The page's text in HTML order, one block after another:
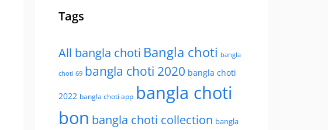
Tags
All bangla choti Bangla choti bangla
choti 69 bangla choti 2020 bangla choti
2022 bangla choti app bangla choti
bon bangla choti collection bangla